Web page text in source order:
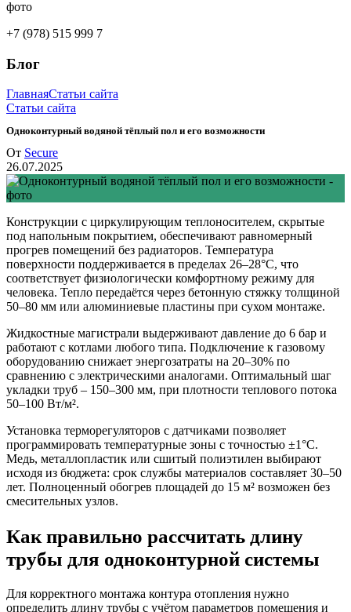
+7 (978) 515 999 7
Блог
ГлавнаяСтатьи сайта
Статьи сайта
Одноконтурный водяной тёплый пол и его возможности
От Secure
26.07.2025
Конструкции с циркулирующим теплоносителем, скрытые
под напольным покрытием, обеспечивают равномерный
прогрев помещений без радиаторов. Температура
поверхности поддерживается в пределах 26–28°C, что
соответствует физиологически комфортному режиму для
человека. Тепло передаётся через бетонную стяжку толщиной
50–80 мм или алюминиевые пластины при сухом монтаже.
Жидкостные магистрали выдерживают давление до 6 бар и
работают с котлами любого типа. Подключение к газовому
оборудованию снижает энергозатраты на 20–30% по
сравнению с электрическими аналогами. Оптимальный шаг
укладки труб – 150–300 мм, при плотности теплового потока
50–100 Вт/м².
Установка терморегуляторов с датчиками позволяет
программировать температурные зоны с точностью ±1°C.
Медь, металлопластик или сшитый полиэтилен выбирают
исходя из бюджета: срок службы материалов составляет 30–50
лет. Полноценный обогрев площадей до 15 м² возможен без
смесительных узлов.
Как правильно рассчитать длину
трубы для одноконтурной системы
Для корректного монтажа контура отопления нужно
определить длину трубы с учётом параметров помещения и